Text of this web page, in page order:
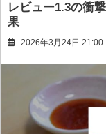
レビュー1.3の衝
果
2026年3月24日 21:00